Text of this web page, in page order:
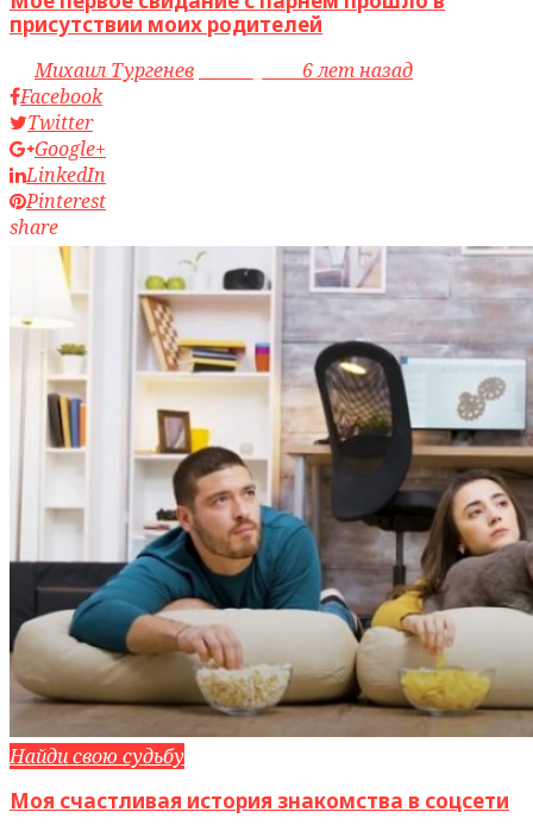
присутствии моих родителей
byМихаил Тургенев
6 лет назад
Facebook
Twitter
Google+
LinkedIn
Pinterest
share
Найди свою судьбу
Моя счастливая история знакомства в соцсети